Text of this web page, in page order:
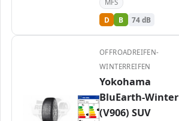
MFS
D B 74 dB
ENERG
Yokohama
R9551
305/35 R21 109W
C1
C C
OFFROADREIFEN-
WINTERREIFEN
Yokohama
BluEarth-Winter
(V906) SUV